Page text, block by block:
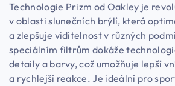
Technologie Prizm od Oakley je
v oblasti slunečních brýlí, která
a zlepšuje viditelnost v různých
speciálním filtrům dokáže
detaily a barvy, což umožňuje lepší
a rychlejší reakce. Je ideální pro